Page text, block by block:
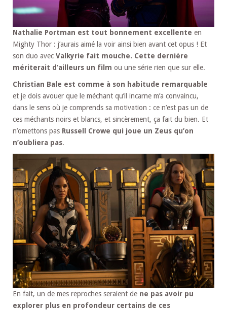
Nathalie Portman est tout bonnement excellente en
Mighty Thor : j’aurais aimé la voir ainsi bien avant cet opus ! Et
son duo avec Valkyrie fait mouche. Cette dernière
mériterait d’ailleurs un film ou une série rien que sur elle.
Christian Bale est comme à son habitude remarquable
et je dois avouer que le méchant qu’il incarne m’a convaincu,
dans le sens où je comprends sa motivation : ce n’est pas un de
ces méchants noirs et blancs, et sincèrement, ça fait du bien. Et
n’omettons pas Russell Crowe qui joue un Zeus qu’on
n’oubliera pas.
En fait, un de mes reproches seraient de ne pas avoir pu
explorer plus en profondeur certains de ces